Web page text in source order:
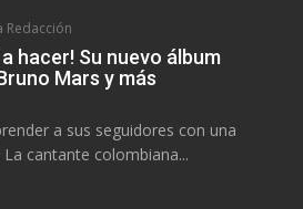
Redacción
hacer! Su nuevo álbum
Mars y más
a sus seguidores con una
cantante colombiana...